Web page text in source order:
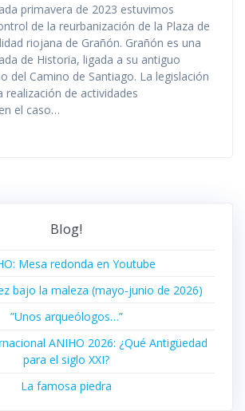
primavera de 2023 estuvimos
de la reurbanización de la Plaza de
riojana de Grañón. Grañón es una
de Historia, ligada a su antiguo
del Camino de Santiago. La legislación
realización de actividades
el caso…
Blog!
Mesa redonda en Youtube
bajo la maleza (mayo-junio de 2026)
”Unos arqueólogos…”
ANIHO 2026: ¿Qué Antigüedad
para el siglo XXI?
La famosa piedra